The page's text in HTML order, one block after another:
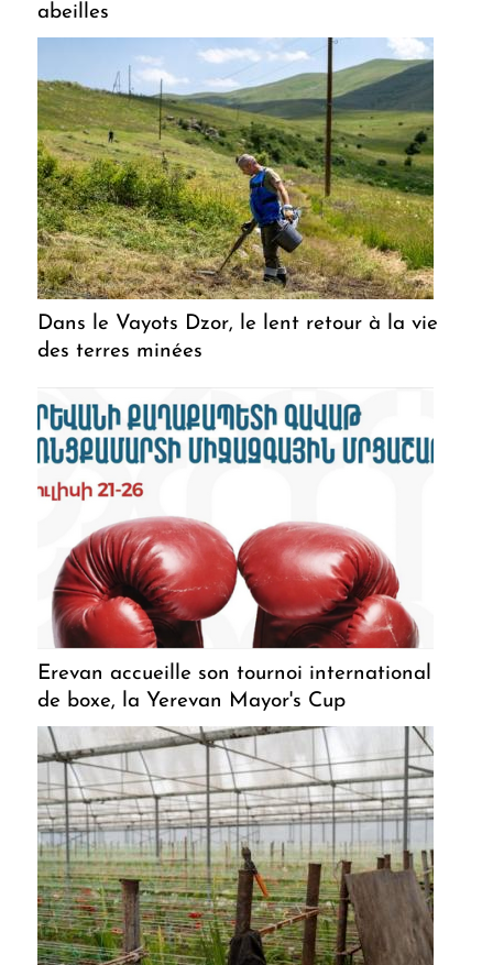
abeilles
Dans le Vayots Dzor, le lent retour à la vie
des terres minées
Erevan accueille son tournoi international
de boxe, la Yerevan Mayor's Cup